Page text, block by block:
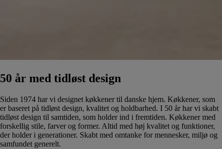
50 år med tidløst design
Siden 1974 har vi designet køkkener til danske hjem. Køkkener, som
er baseret på tidløst design, kvalitet og holdbarhed. I 50 år har vi skabt
tidløst design til samtiden, som holder ind i fremtiden. Køkkener med
forskellig stile, farver og former. Altid med høj kvalitet og funktioner,
der holder i generationer. Skabt med omtanke for mennesker, miljø og
samfundet generelt.